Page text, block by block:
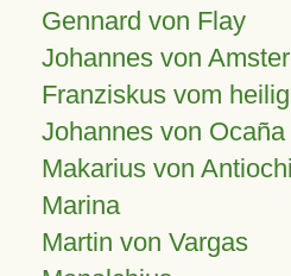
Gennard von Flay
Johannes von
Franziskus vom
Johannes von Ocaña
Makarius von
Marina
Martin von Vargas